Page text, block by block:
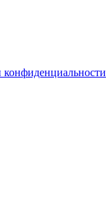
конфиденциальности